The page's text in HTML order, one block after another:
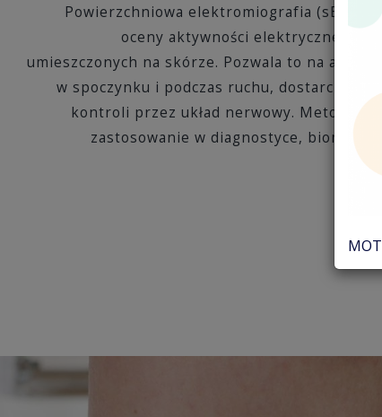
Powierzchniowa elektromiografia (sEMG)
oceny aktywności elektrycznej
umieszczonych na skórze. Pozwala to na
w spoczynku i podczas ruchu,
kontroli przez układ nerwowy. Metoda
zastosowanie w diagnostyce,